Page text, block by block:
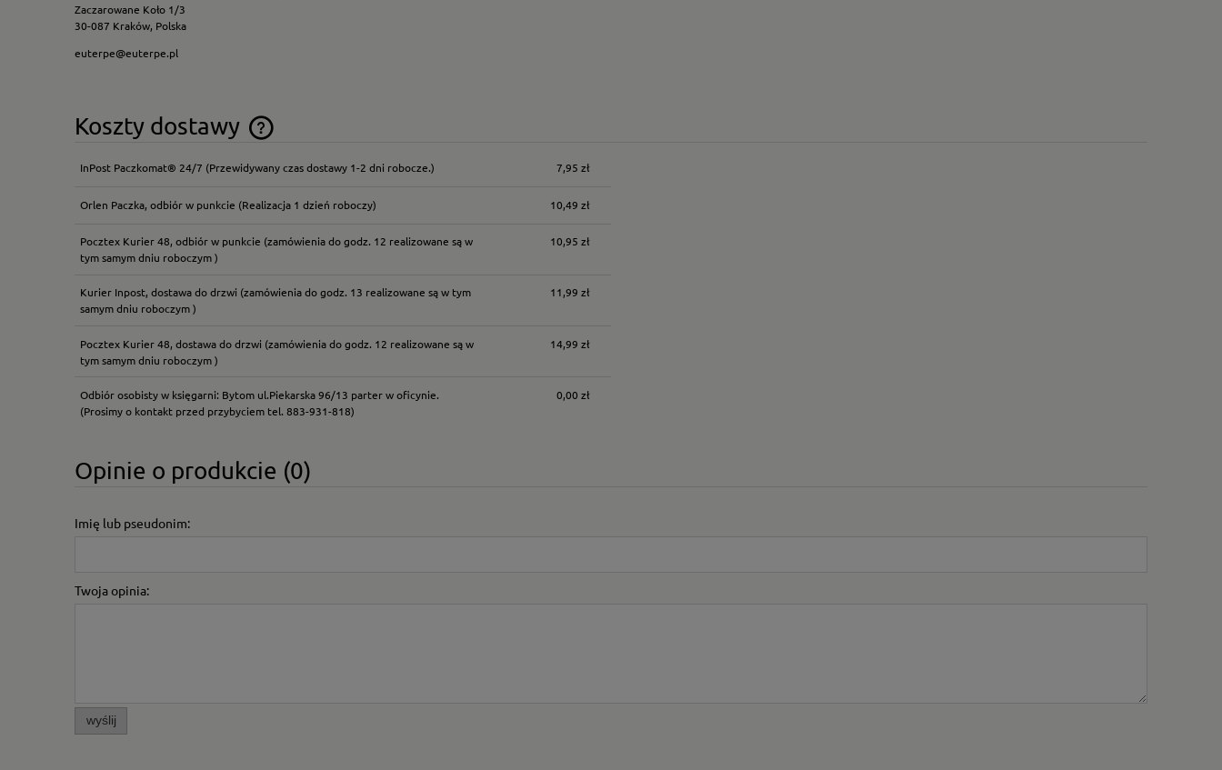
Zaczarowane Koło 1/3
30-087 Kraków, Polska
euterpe@euterpe.pl
Koszty dostawy
Cena nie zawiera ewentualnych kosztów
InPost Paczkomat® 24/7 (Przewidywany czas dostawy 1-2 dni robocze.) 7,95 zł
Orlen Paczka, odbiór w punkcie (Realizacja 1 dzień roboczy) 10,49 zł
Pocztex Kurier 48, odbiór w punkcie (zamówienia do godz. 12 realizowane są w
tym samym dniu roboczym )
10,95 zł
Kurier Inpost, dostawa do drzwi (zamówienia do godz. 13 realizowane są w tym
samym dniu roboczym )
11,99 zł
Pocztex Kurier 48, dostawa do drzwi (zamówienia do godz. 12 realizowane są w
tym samym dniu roboczym )
14,99 zł
Odbiór osobisty w księgarni: Bytom ul.Piekarska 96/13 parter w oficynie.
(Prosimy o kontakt przed przybyciem tel. 883-931-818)
0,00 zł
Opinie o produkcie (0)
Imię lub pseudonim:
Twoja opinia:
wyślij